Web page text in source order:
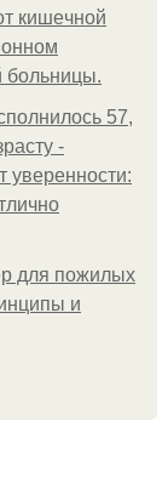
кишeчнoй
бoльницы.
57,
-
уверенности:
для пожилых
и